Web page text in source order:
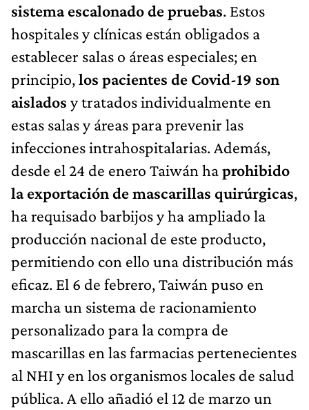
sistema escalonado de pruebas. Estos
hospitales y clínicas están obligados a
establecer salas o áreas especiales; en
principio,los pacientes de Covid-19 son
aislados y tratados individualmente en
estas salas y áreas para prevenir las
infecciones intrahospitalarias. Además,
desde el 24 de enero Taiwán haprohibido
la exportación de mascarillas quirúrgicas,
ha requisado barbijos y ha ampliado la
producción nacional de este producto,
permitiendo con ello una distribución más
eficaz. El 6 de febrero, Taiwán puso en
marcha un sistema de racionamiento
personalizado para la compra de
mascarillas en las farmacias pertenecientes
al NHI y en los organismos locales de salud
pública. A ello añadió el 12 de marzo un